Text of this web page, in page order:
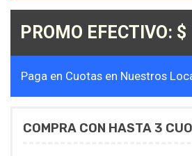
PROMO EFECTIVO:
Paga en Cuotas en Nuestros
COMPRA CON HASTA 3